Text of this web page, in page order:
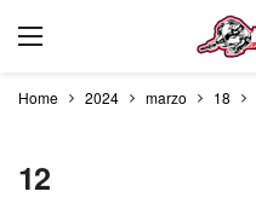
Home 2024 marzo 18
12